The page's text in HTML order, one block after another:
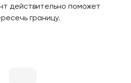
действительно поможет
границу.